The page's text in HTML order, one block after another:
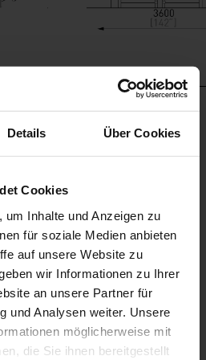
Details Über Cookies
Cookies
Inhalte und Anzeigen zu
für soziale Medien anbieten
auf unsere Website zu
wir Informationen zu Ihrer
an unsere Partner für
und Analysen weiter. Unsere
möglicherweise mit
die Sie ihnen bereitgestellt
mit